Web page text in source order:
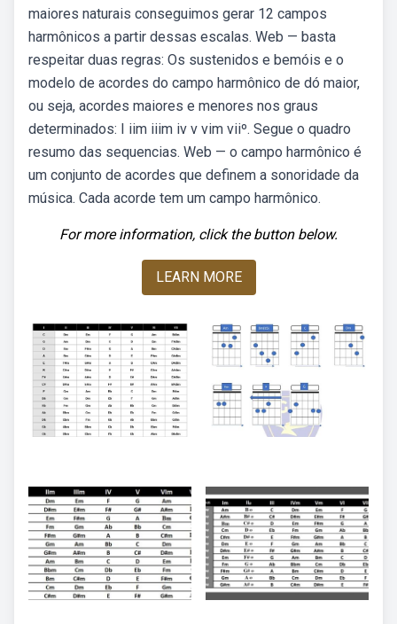
maiores naturais conseguimos gerar 12 campos
harmônicos a partir dessas escalas. Web — basta
respeitar duas regras: Os sustenidos e bemóis e o
modelo de acordes do campo harmônico de dó maior,
ou seja, acordes maiores e menores nos graus
determinados: I iim iiim iv v vim viiº. Segue o quadro
resumo das sequencias. Web — o campo harmônico é
um conjunto de acordes que definem a sonoridade da
música. Cada acorde tem um campo harmônico.
For more information, click the button below.
LEARN MORE